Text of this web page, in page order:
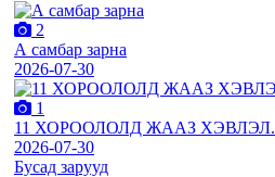
2
А самбар зарна
2026-07-30
1
11 ХОРООЛОЛД ЖААЗ ХЭВЛЭЛ.
2026-07-30
Бусад зарууд